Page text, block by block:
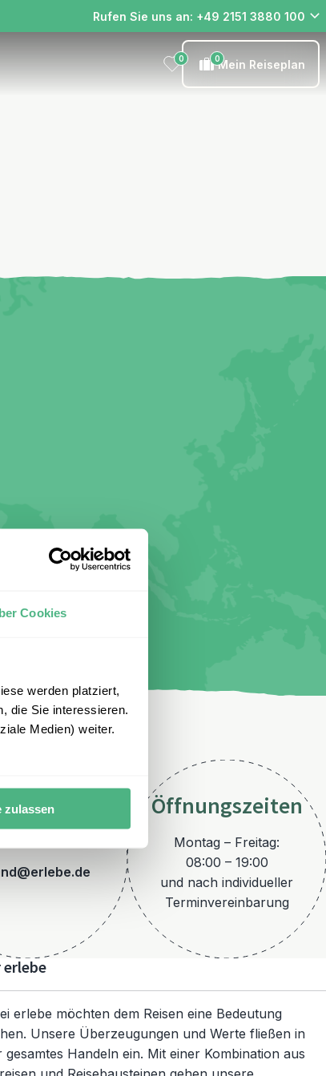
Cookies
werden platziert,
die Sie interessieren.
Medien) weiter.
zulassen
Rufen Sie uns an: +49 2151 3880 100
0 0Mein Reiseplan
Mail
Öffnungszeiten
Montag – Freitag:
08:00 – 19:00
und nach individueller
Terminvereinbarung
erlebe
erlebe möchten dem Reisen eine Bedeutung
Unsere Überzeugungen und Werte fließen in
gesamtes Handeln ein. Mit einer Kombination aus